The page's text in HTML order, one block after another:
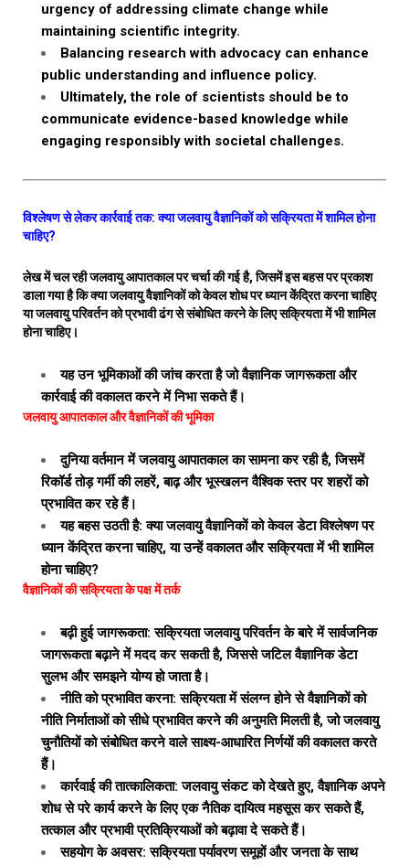
urgency of addressing climate change while
maintaining scientific integrity.
Balancing research with advocacy can enhance
public understanding and influence policy.
Ultimately, the role of scientists should be to
communicate evidence-based knowledge while
engaging responsibly with societal challenges.
विश्लेषण से लेकर कार्रवाई तक: क्या जलवायु वैज्ञानिकों को सक्रियता में शामिल होना
चाहिए?
लेख में चल रही जलवायु आपातकाल पर चर्चा की गई है, जिसमें इस बहस पर प्रकाश
डाला गया है कि क्या जलवायु वैज्ञानिकों को केवल शोध पर ध्यान केंद्रित करना चाहिए
या जलवायु परिवर्तन को प्रभावी ढंग से संबोधित करने के लिए सक्रियता में भी शामिल
होना चाहिए।
यह उन भूमिकाओं की जांच करता है जो वैज्ञानिक जागरूकता और
कार्रवाई की वकालत करने में निभा सकते हैं।
जलवायु आपातकाल और वैज्ञानिकों की भूमिका
दुनिया वर्तमान में जलवायु आपातकाल का सामना कर रही है, जिसमें
रिकॉर्ड तोड़ गर्मी की लहरें, बाढ़ और भूस्खलन वैश्विक स्तर पर शहरों को
प्रभावित कर रहे हैं।
यह बहस उठती है: क्या जलवायु वैज्ञानिकों को केवल डेटा विश्लेषण पर
ध्यान केंद्रित करना चाहिए, या उन्हें वकालत और सक्रियता में भी शामिल
होना चाहिए?
वैज्ञानिकों की सक्रियता के पक्ष में तर्क
बढ़ी हुई जागरूकता: सक्रियता जलवायु परिवर्तन के बारे में सार्वजनिक
जागरूकता बढ़ाने में मदद कर सकती है, जिससे जटिल वैज्ञानिक डेटा
सुलभ और समझने योग्य हो जाता है।
नीति को प्रभावित करना: सक्रियता में संलग्न होने से वैज्ञानिकों को
नीति निर्माताओं को सीधे प्रभावित करने की अनुमति मिलती है, जो जलवायु
चुनौतियों को संबोधित करने वाले साक्ष्य-आधारित निर्णयों की वकालत करते
हैं।
कार्रवाई की तात्कालिकता: जलवायु संकट को देखते हुए, वैज्ञानिक अपने
शोध से परे कार्य करने के लिए एक नैतिक दायित्व महसूस कर सकते हैं,
तत्काल और प्रभावी प्रतिक्रियाओं को बढ़ावा दे सकते हैं।
सहयोग के अवसर: सक्रियता पर्यावरण समूहों और जनता के साथ